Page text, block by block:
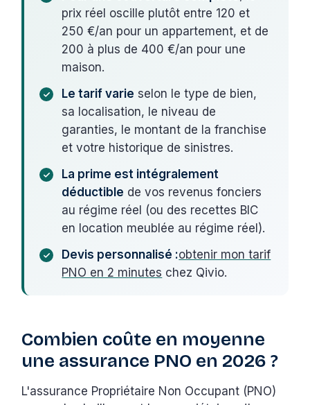
prix réel oscille plutôt entre 120 et
250 €/an pour un appartement, et de
200 à plus de 400 €/an pour une
maison.
Le tarif varie selon le type de bien,
sa localisation, le niveau de
garanties, le montant de la franchise
et votre historique de sinistres.
La prime est intégralement
déductible de vos revenus fonciers
au régime réel (ou des recettes BIC
en location meublée au régime réel).
Devis personnalisé :obtenir mon tarif
PNO en 2 minutes chez Qivio.
Combien coûte en moyenne
une assurance PNO en 2026 ?
L'assurance Propriétaire Non Occupant (PNO)